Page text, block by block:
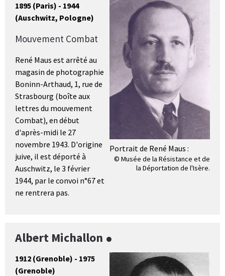
Portrait de René Maus :
© Musée de la Résistance et de
la Déportation de l'Isère.
1895 (Paris) - 1944
(Auschwitz, Pologne)
Mouvement Combat
René Maus est arrêté au
magasin de photographie
Boninn-Arthaud, 1, rue de
Strasbourg (boîte aux
lettres du mouvement
Combat), en début
d'après-midi le 27
novembre 1943. D'origine
juive, il est déporté à
Auschwitz, le 3 février
1944, par le convoi n°67 et
ne rentrera pas.
Albert Michallon
1912 (Grenoble) - 1975
(Grenoble)